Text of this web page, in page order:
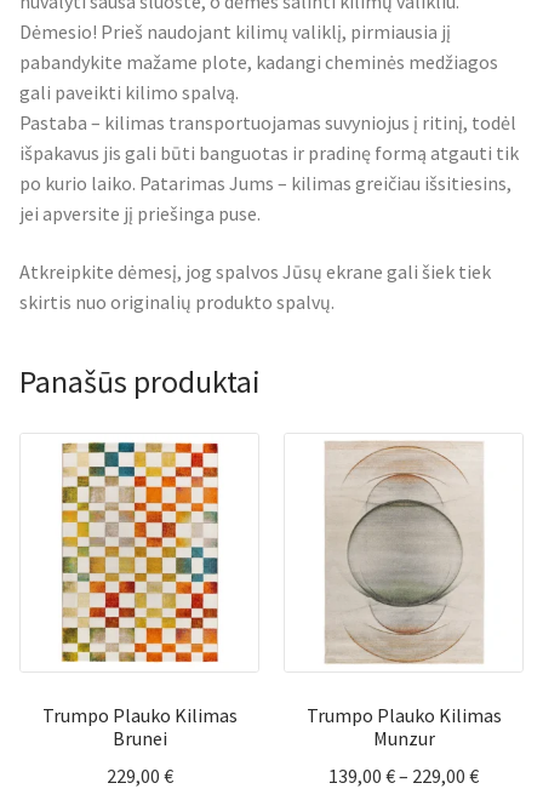
Dėmesio! Prieš naudojant kilimų valiklį, pirmiausia jį
pabandykite mažame plote, kadangi cheminės medžiagos
gali paveikti kilimo spalvą.
Pastaba – kilimas transportuojamas suvyniojus į ritinį, todėl
išpakavus jis gali būti banguotas ir pradinę formą atgauti tik
po kurio laiko. Patarimas Jums – kilimas greičiau išsitiesins,
jei apversite jį priešinga puse.
Atkreipkite dėmesį, jog spalvos Jūsų ekrane gali šiek tiek
skirtis nuo originalių produkto spalvų.
Panašūs produktai
Trumpo Plauko Kilimas
Brunei
229,00 €
Trumpo Plauko Kilimas
Munzur
139,00 €– 229,00 €Price